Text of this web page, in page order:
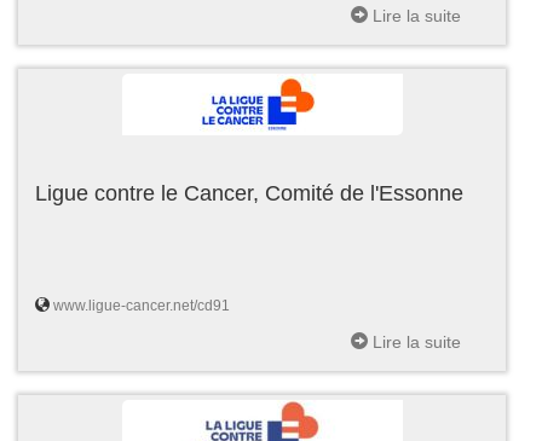
Lire la suite
Ligue contre le Cancer, Comité de l'Essonne
www.ligue-cancer.net/cd91
Lire la suite